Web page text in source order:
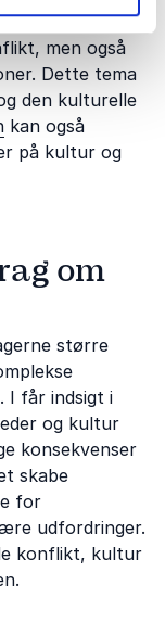
men også
Dette tema
den kulturelle
kan også
på kultur og
om
større
I får indsigt i
og kultur
konsekvenser
skabe
for
udfordringer.
konflikt, kultur